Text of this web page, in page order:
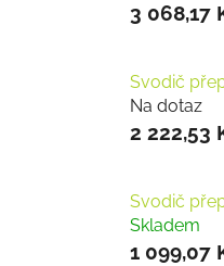
3 068,17
Svodič
Na dotaz
2 222,53
Svodič
Skladem
1 099,07